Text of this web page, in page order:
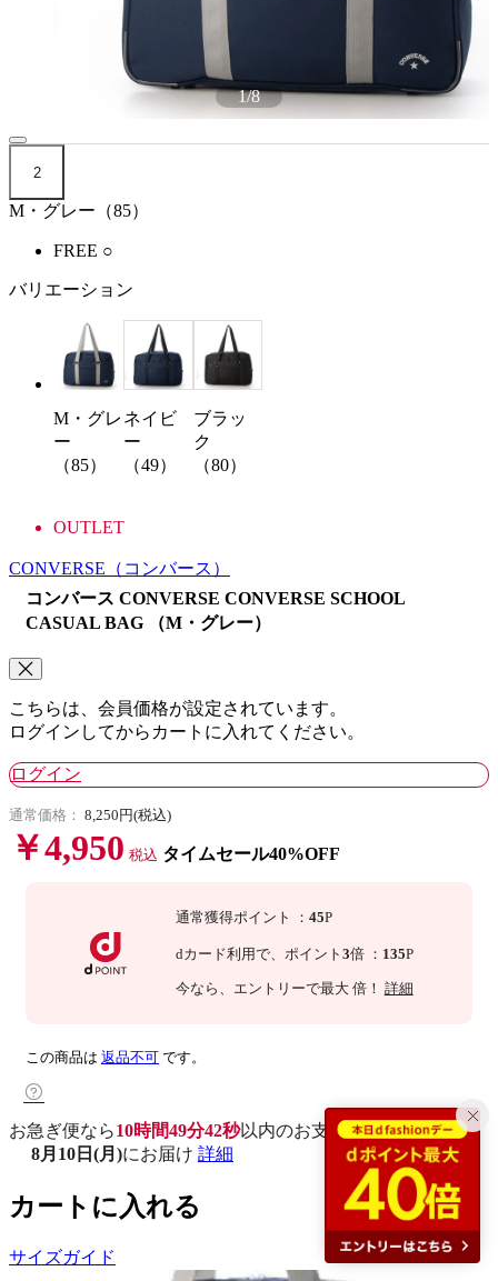
1/8
2
M・グレー（85）
FREE ○
バリエーション
M・グレ
ー
（85）
ネイビ
ー
（49）
ブラッ
ク
（80）
OUTLET
CONVERSE （コンバース）
コンバース CONVERSE CONVERSE SCHOOL
CASUAL BAG （M・グレー）
こちらは、会員価格が設定されています。
ログインしてからカートに入れてください。
ログイン
通常価格： 8,250円(税込)
￥4,950 税込 タイムセール40%OFF
通常獲得ポイント ： 45P
dカード利用で、 ポイント 3倍 ： 135P
今なら 、エントリーで最大 倍！ 詳細
この商品は 返品不可 です。
お急ぎ便なら10時間49分41秒以内のお支払いで
8月10日(月)にお届け 詳細
カートに入れる
サイズガイド